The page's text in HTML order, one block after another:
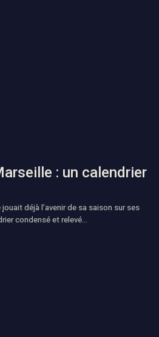
: un calendrier
déjà l’avenir de sa saison sur ses
condensé et relevé...